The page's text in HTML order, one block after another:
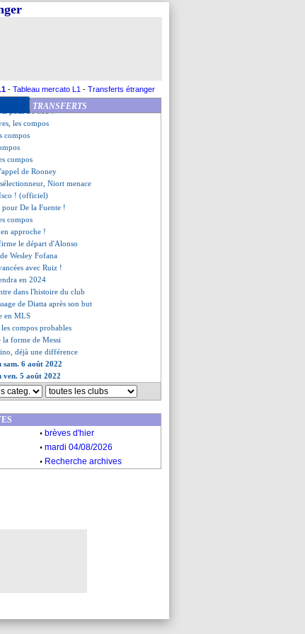
- Tableau mercato L1 - Transferts étranger
TRANSFERTS
(fini)
(fini)
pour Simeone ?
PL pour 30 M€ ?
les compos
compos
compos
de Rooney
Niort menace
! (officiel)
pour De la Fuente !
compos
approche !
le départ d'Alonso
Wesley Fofana
avec Ruiz !
en 2024
dans l'histoire du club
de Diatta après son but
en MLS
compos probables
la forme de Messi
déjà une différence
sam. 6 août 2022
ven. 5 août 2022
. brèves d'hier
. mardi 04/08/2026
. Recherche archives